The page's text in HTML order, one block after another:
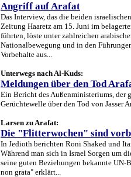
Angriff auf Arafat
Das Interview, das die beiden
Zeitung Haaretz am 15. Juni im
führten, löste unter zahlreichen
Nationalbewegung und in den
Vorbehalte aus...
Unterwegs nach Al-Kuds:
Meldungen über den Tod
Ein Bericht des Außenministeriums, der
Gerüchtewelle über den Tod von Jasser
Larsen zu Arafat:
Die "Flitterwochen" sind
In Jedioth berichten Roni Shaked und
Während man sich in Israel Sorgen um
seine guten Beziehungen bekannte UN-
non grata" erklärt...